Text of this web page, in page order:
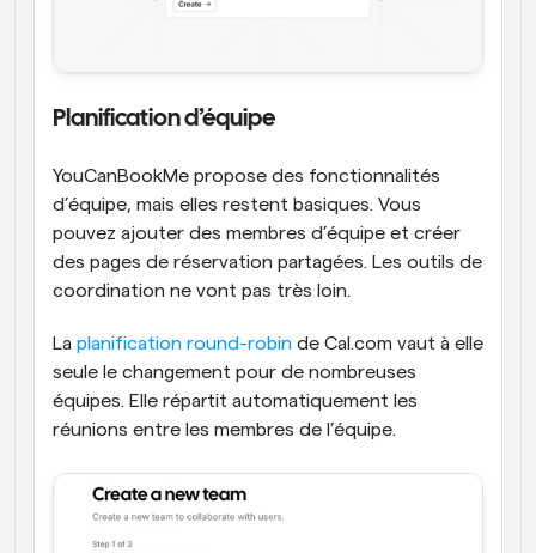
Planification d’équipe
YouCanBookMe propose des fonctionnalités
d’équipe, mais elles restent basiques. Vous
pouvez ajouter des membres d’équipe et créer
des pages de réservation partagées. Les outils de
coordination ne vont pas très loin.
La planification round-robin de Cal.com vaut à elle
seule le changement pour de nombreuses
équipes. Elle répartit automatiquement les
réunions entre les membres de l’équipe.